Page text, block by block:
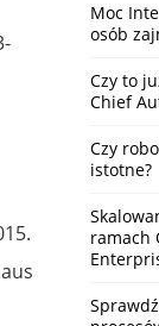
Moc
osób
Czy to
Chief
Czy
istotne?
ramach